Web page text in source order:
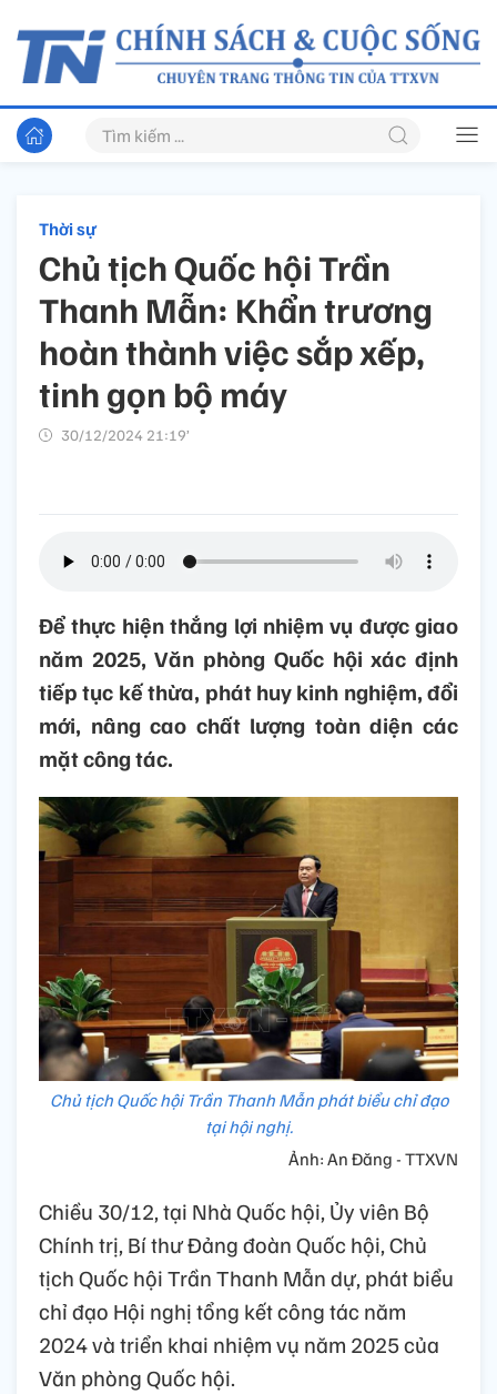
Thời sự
Chủ tịch Quốc hội Trần
Thanh Mẫn: Khẩn trương
hoàn thành việc sắp xếp,
tinh gọn bộ máy
30/12/2024 21:19’
Để thực hiện thắng lợi nhiệm vụ được giao
năm 2025, Văn phòng Quốc hội xác định
tiếp tục kế thừa, phát huy kinh nghiệm, đổi
mới, nâng cao chất lượng toàn diện các
mặt công tác.
Chủ tịch Quốc hội Trần Thanh Mẫn phát biểu chỉ đạo
tại hội nghị.
Ảnh: An Đăng - TTXVN
Chiều 30/12, tại Nhà Quốc hội, Ủy viên Bộ
Chính trị, Bí thư Đảng đoàn Quốc hội, Chủ
tịch Quốc hội Trần Thanh Mẫn dự, phát biểu
chỉ đạo Hội nghị tổng kết công tác năm
2024 và triển khai nhiệm vụ năm 2025 của
Văn phòng Quốc hội.